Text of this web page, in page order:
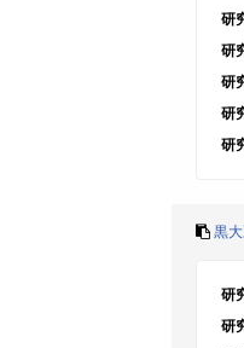
研
研
研
研
研
黒
研
研